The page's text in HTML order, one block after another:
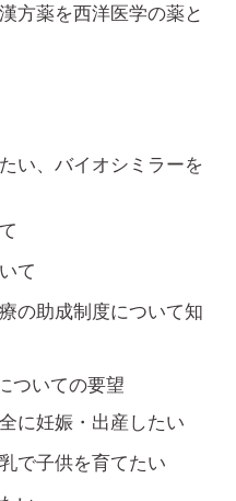
方薬を西洋医学の薬と
い、バイオシミラーを
て
の助成制度について知
ついての要望
に妊娠・出産したい
で子供を育てたい